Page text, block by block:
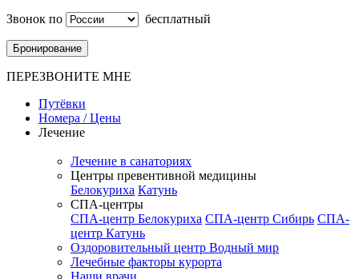
Звонок по
бесплатный
Бронирование
ПЕРЕЗВОНИТЕ МНЕ
Путёвки
Номера / Цены
Лечение
Лечение в санаториях
Центры превентивной медицины
Белокуриха Катунь
СПА-центры
СПА-центр Белокуриха СПА-центр Сибирь СПА-
центр Катунь
Оздоровительный центр Водный мир
Лечебные факторы курорта